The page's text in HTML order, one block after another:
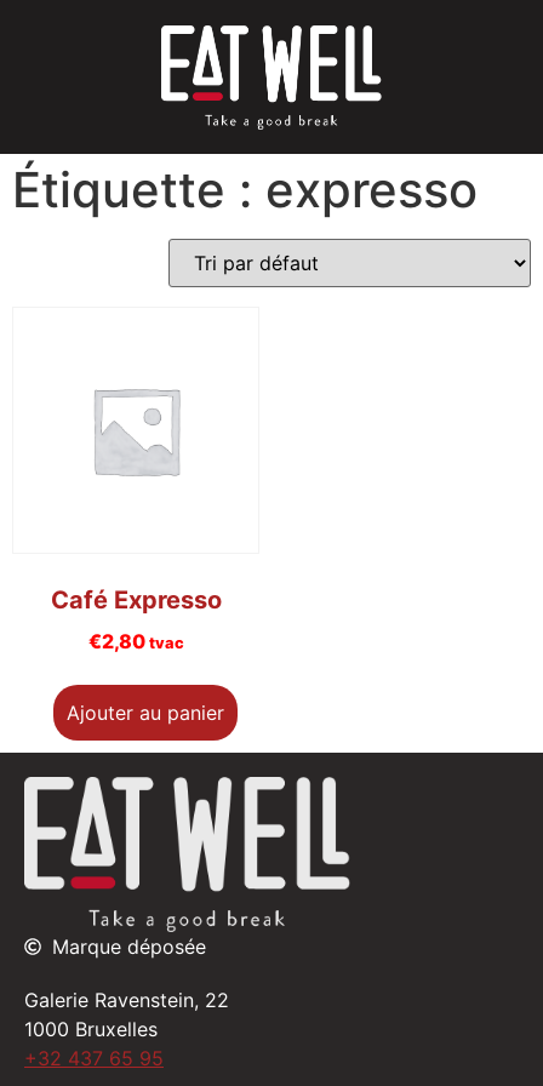
Étiquette : expresso
Café Expresso
€2,80 tvac
Ajouter au panier
Marque déposée
Galerie Ravenstein, 22
1000 Bruxelles
+32 437 65 95